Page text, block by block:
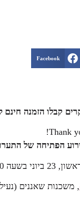
Facebook
קבלו הזמנה חינם
Thank
הפתיחה של
בשעה 20:00
, משכנות שאננים (נעילת